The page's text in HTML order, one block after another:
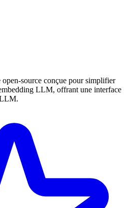
source conçue pour simplifier
LLM, offrant une interface